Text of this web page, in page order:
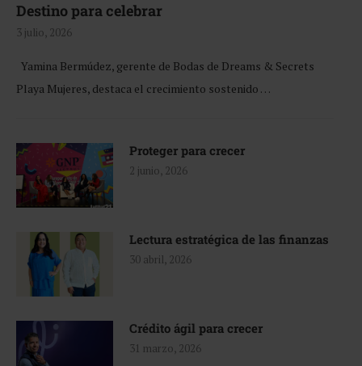
Destino para celebrar
3 julio, 2026
Yamina Bermúdez, gerente de Bodas de Dreams & Secrets
Playa Mujeres, destaca el crecimiento sostenido …
Proteger para crecer
2 junio, 2026
Lectura estratégica de las finanzas
30 abril, 2026
Crédito ágil para crecer
31 marzo, 2026